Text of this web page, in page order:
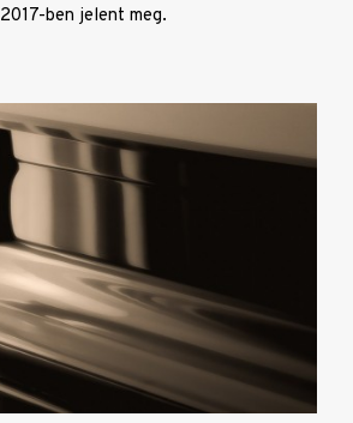
2017-ben jelent meg.